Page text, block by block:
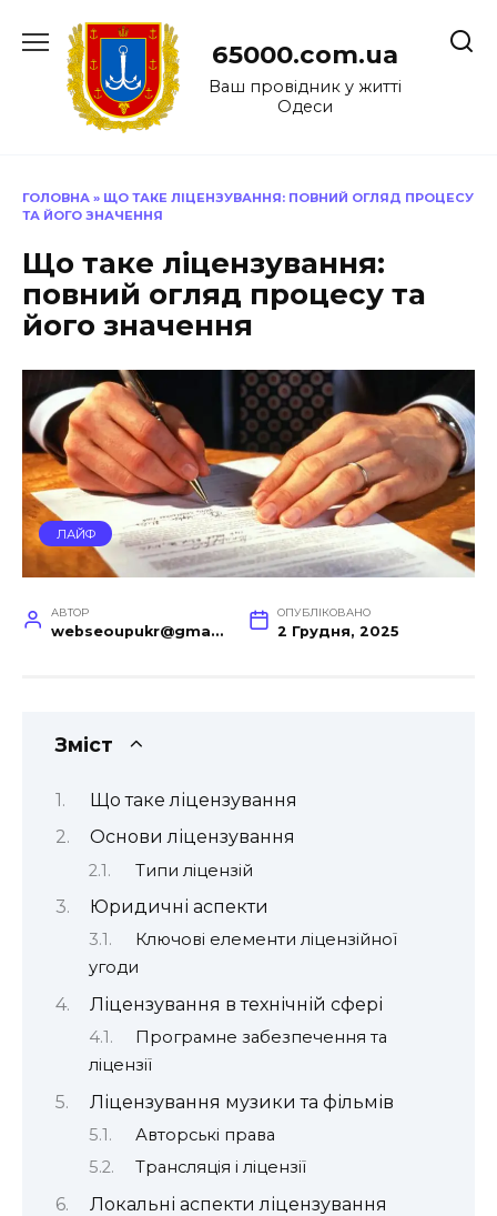
до
65000.com.ua
Ваш провідник у житті
Одеси
ГОЛОВНА » ЩО ТАКЕ ЛІЦЕНЗУВАННЯ: ПОВНИЙ ОГЛЯД ПРОЦЕСУ
ТА ЙОГО ЗНАЧЕННЯ
Що таке ліцензування:
повний огляд процесу та
його значення
ЛАЙФ
АВТОР
webseoupukr@gmail.com
ОПУБЛІКОВАНО
2 Грудня, 2025
Зміст
Що таке ліцензування
Основи ліцензування
Типи ліцензій
Юридичні аспекти
Ключові елементи ліцензійної
угоди
Ліцензування в технічній сфері
Програмне забезпечення та
ліцензії
Ліцензування музики та фільмів
Авторські права
Трансляція і ліцензії
Локальні аспекти ліцензування